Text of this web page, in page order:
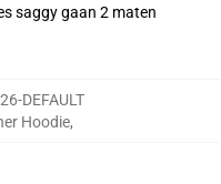
saggy gaan 2 maten
DEFAULT
Hoodie,